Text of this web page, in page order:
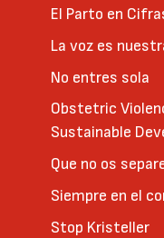
El Parto en
La voz es
No entres sola
Obstetric
Sustainable
Que no os
Siempre en el
Stop Kristeller